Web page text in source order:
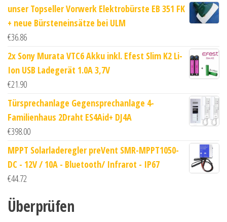
unser Topseller Vorwerk Elektrobürste EB 351 FK
+ neue Bürsteneinsätze bei ULM
€36.86
2x Sony Murata VTC6 Akku inkl. Efest Slim K2 Li-
Ion USB Ladegerät 1.0A 3,7V
€21.90
Türsprechanlage Gegensprechanlage 4-
Familienhaus 2Draht ES4Aid+ DJ4A
€398.00
MPPT Solarladeregler preVent SMR-MPPT1050-
DC - 12V / 10A - Bluetooth/ Infrarot - IP67
€44.72
Überprüfen